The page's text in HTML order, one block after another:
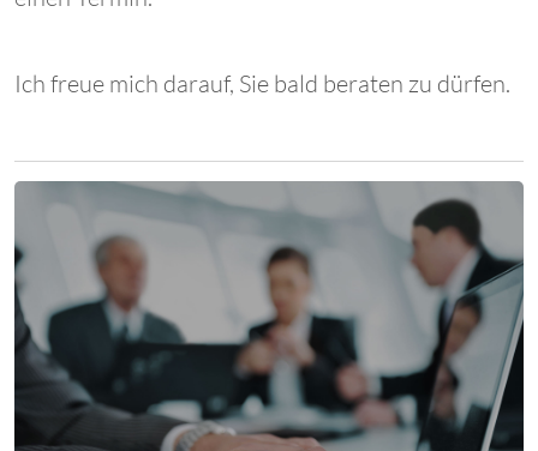
Ich freue mich darauf, Sie bald beraten zu dürfen.